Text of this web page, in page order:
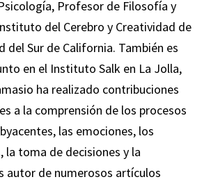
Profesor de Filosofía y
del Cerebro y Creatividad de
del Sur de California. También es
en el Instituto Salk en La Jolla,
ha realizado contribuciones
a la comprensión de los procesos
las emociones, los
la toma de decisiones y la
autor de numerosos artículos